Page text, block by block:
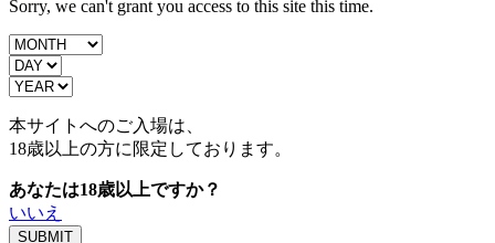
Sorry, we can't grant you access to this site this time.
本サイトへのご入場は、
18歳以上の方に限定しております。
あなたは18歳以上ですか？
いいえ